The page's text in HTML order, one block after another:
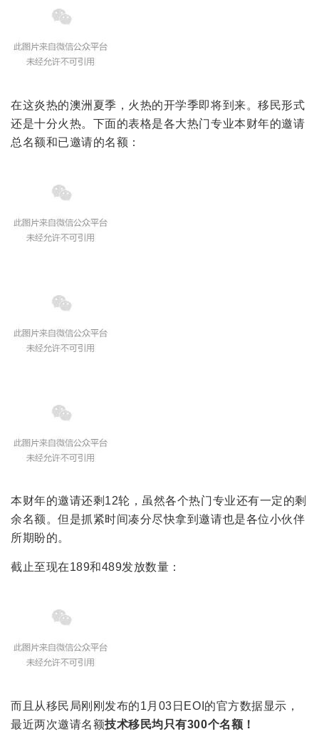
在这炎热的澳洲夏季，火热的开学季即将到来。移民形式
还是十分火热。下面的表格是各大热门专业本财年的邀请
总名额和已邀请的名额：
本财年的邀请还剩12轮，虽然各个热门专业还有一定的剩
余名额。但是抓紧时间凑分尽快拿到邀请也是各位小伙伴
所期盼的。
截止至现在189和489发放数量：
而且从移民局刚刚发布的1月03日EOI的官方数据显示，
最近两次邀请名额技术移民均只有300个名额！